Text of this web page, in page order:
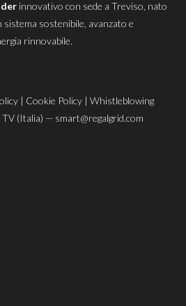
innovativo con sede a Treviso, nato
sostenibile, avanzato e
rinnovabile.
| Cookie Policy | Whistleblowing
(Italia) — smart@regalgrid.com